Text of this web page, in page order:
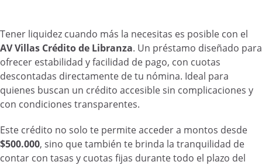
Tener liquidez cuando más la necesitas es posible con el
AV Villas Crédito de Libranza. Un préstamo diseñado para
ofrecer estabilidad y facilidad de pago, con cuotas
descontadas directamente de tu nómina. Ideal para
quienes buscan un crédito accesible sin complicaciones y
con condiciones transparentes.
Este crédito no solo te permite acceder a montos desde
$500.000, sino que también te brinda la tranquilidad de
contar con tasas y cuotas fijas durante todo el plazo del